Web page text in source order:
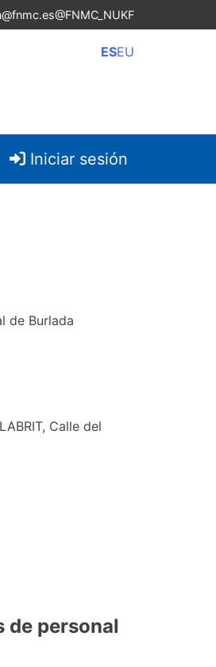
@FNMC_NUKF
ESEU
Iniciar sesión
de Burlada
Calle del
de personal